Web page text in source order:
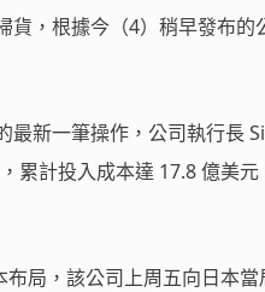
，根據今（4）稍早發布的
新一筆操作，公司執行長
累計投入成本達 17.8 億美
局，該公司上周五向日本